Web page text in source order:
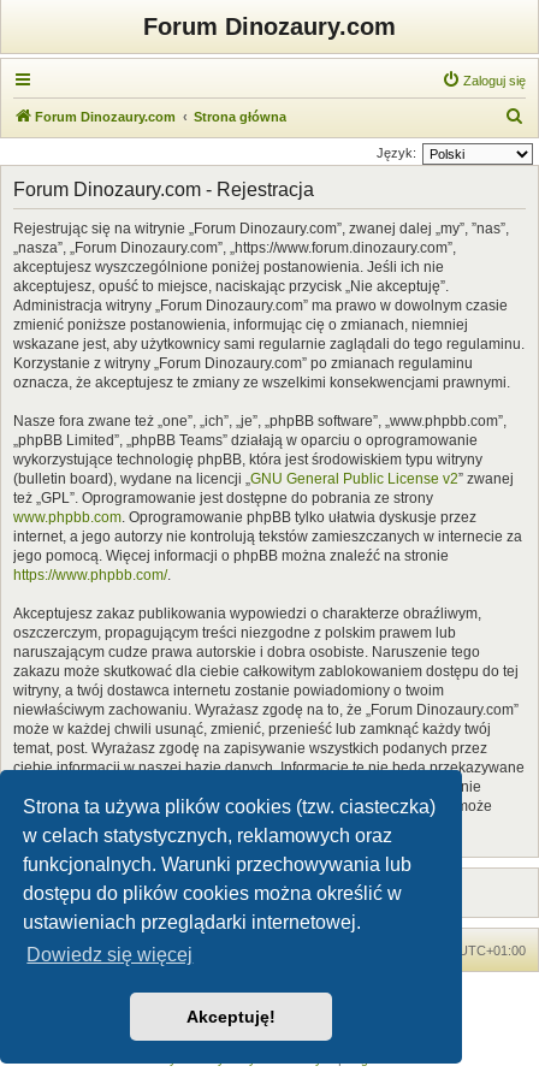
Strona ta używa plików cookies (tzw. ciasteczka)
w celach statystycznych, reklamowych oraz
funkcjonalnych. Warunki przechowywania lub
dostępu do plików cookies można określić w
ustawieniach przeglądarki internetowej.
Dowiedz się więcej
Akceptuję!
Forum Dinozaury.com
Zaloguj się
Forum Dinozaury.com Strona główna
z
Język:
Forum Dinozaury.com - Rejestracja
Rejestrując się na witrynie „Forum Dinozaury.com”, zwanej dalej „my”, ”nas”,
„nasza”, „Forum Dinozaury.com”, „https://www.forum.dinozaury.com”,
akceptujesz wyszczególnione poniżej postanowienia. Jeśli ich nie
akceptujesz, opuść to miejsce, naciskając przycisk „Nie akceptuję”.
Administracja witryny „Forum Dinozaury.com” ma prawo w dowolnym czasie
zmienić poniższe postanowienia, informując cię o zmianach, niemniej
wskazane jest, aby użytkownicy sami regularnie zaglądali do tego regulaminu.
Korzystanie z witryny „Forum Dinozaury.com” po zmianach regulaminu
oznacza, że akceptujesz te zmiany ze wszelkimi konsekwencjami prawnymi.
Nasze fora zwane też „one”, „ich”, „je”, „phpBB software”, „www.phpbb.com”,
„phpBB Limited”, „phpBB Teams” działają w oparciu o oprogramowanie
wykorzystujące technologię phpBB, która jest środowiskiem typu witryny
(bulletin board), wydane na licencji „GNU General Public License v2” zwanej
też „GPL”. Oprogramowanie jest dostępne do pobrania ze strony
www.phpbb.com. Oprogramowanie phpBB tylko ułatwia dyskusje przez
internet, a jego autorzy nie kontrolują tekstów zamieszczanych w internecie za
jego pomocą. Więcej informacji o phpBB można znaleźć na stronie
https://www.phpbb.com/.
Akceptujesz zakaz publikowania wypowiedzi o charakterze obraźliwym,
oszczerczym, propagującym treści niezgodne z polskim prawem lub
naruszającym cudze prawa autorskie i dobra osobiste. Naruszenie tego
zakazu może skutkować dla ciebie całkowitym zablokowaniem dostępu do tej
witryny, a twój dostawca internetu zostanie powiadomiony o twoim
niewłaściwym zachowaniu. Wyrażasz zgodę na to, że „Forum Dinozaury.com”
może w każdej chwili usunąć, zmienić, przenieść lub zamknąć każdy twój
temat, post. Wyrażasz zgodę na zapisywanie wszystkich podanych przez
ciebie informacji w naszej bazie danych. Informacje te nie będą przekazywane
nikomu bez twojej zgody, ale ani „Forum Dinozaury.com”, ani phpBB nie
ponosi odpowiedzialności za włamania do witryny, podczas których może
dojść do kradzieży danych.
Forum Dinozaury.com UTC+01:00
Dinozaury.com© 2006-2020
Technologię dostarczaphpBB® Forum Software © phpBB Limited
Polski pakiet językowy dostarcza